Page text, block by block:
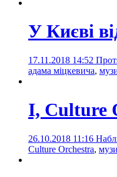
У Києві
17.11.2018 14:52
адама міцкевича,
I, Culture
26.10.2018 11:16
Culture Orchestra,